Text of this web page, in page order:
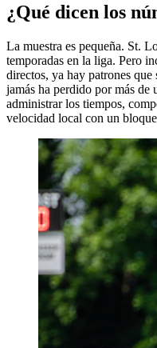
¿Qué dicen los
La muestra es pequeña. St.
temporadas en la liga. Pero
directos, ya hay patrones
jamás ha perdido por más de
administrar los tiempos,
velocidad local con un